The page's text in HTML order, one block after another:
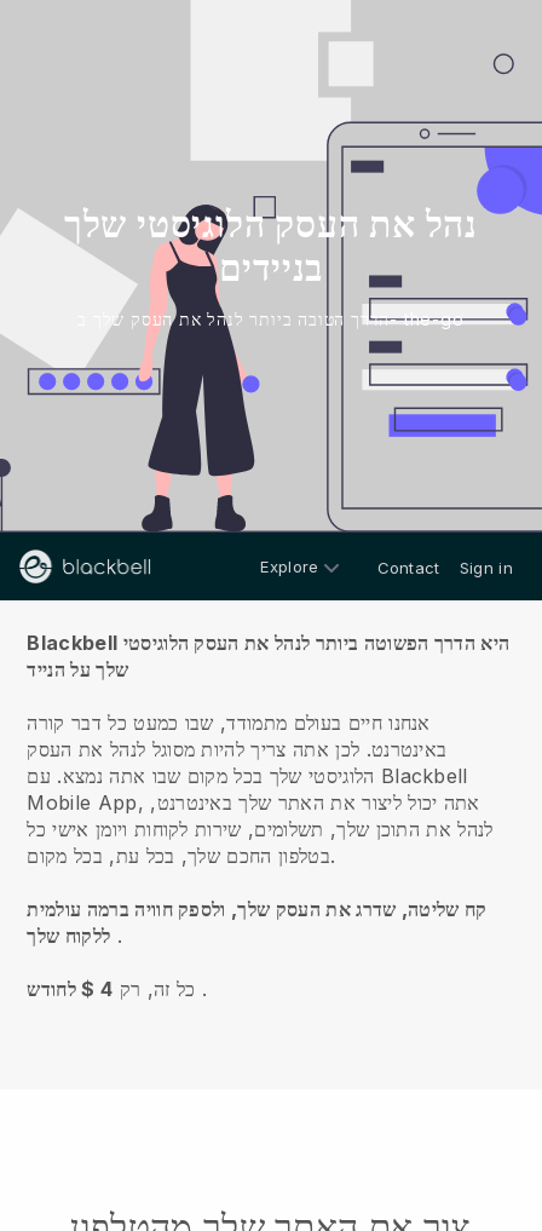
נהל את העסק הלוגיסטי שלך
בניידים
הדרך הטובה ביותר לנהל את העסק שלך ב- the-go
Explore Contact Sign in
Blackbell היא הדרך הפשוטה ביותר לנהל את העסק הלוגיסטי
שלך על הנייד
אנחנו חיים בעולם מתמודד, שבו כמעט כל דבר קורה
באינטרנט. לכן אתה צריך להיות מסוגל לנהל את העסק
הלוגיסטי שלך בכל מקום שבו אתה נמצא. Blackbell
Mobile App, אתה יכול ליצור את האתר שלך באינטרנט,
לנהל את התוכן שלך, תשלומים, שירות לקוחות ויומן אישי כל
בטלפון החכם שלך, בכל עת, בכל מקום.
קח שליטה, שדרג את העסק שלך, ולספק חוויה ברמה עולמית
ללקוח שלך .
כל זה, רק 4 $ לחודש .